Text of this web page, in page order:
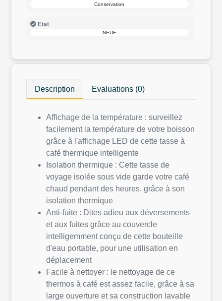
Conservation
Etat
NEUF
Description Evaluations (0)
Affichage de la température : surveillez
facilement la température de votre boisson
grâce à l'affichage LED de cette tasse à
café thermique intelligente
Isolation thermique : Cette tasse de
voyage isolée sous vide garde votre café
chaud pendant des heures, grâce à son
isolation thermique
Anti-fuite : Dites adieu aux déversements
et aux fuites grâce au couvercle
intelligemment conçu de cette bouteille
d'eau portable, pour une utilisation en
déplacement
Facile à nettoyer : le nettoyage de ce
thermos à café est assez facile, grâce à sa
large ouverture et sa construction lavable